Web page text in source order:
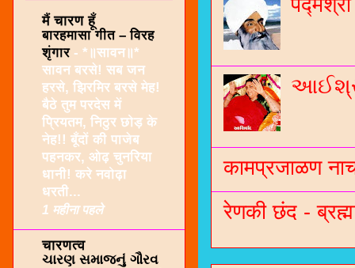
कामप्रजाळण
रेणकी छंद -
मैं चारण हूँ
बारहमासा गीत – विरह
शृंगार - *॥सावन॥*
सावन बरसे! सब जन
हरसे, झिरमिर बरसे मेह!
बैठे तुम परदेस में
प्रियतम, निठुर छोड़ के
नेह!! बूँदों की पाजेब
पहनकर, ओढ़ चुनरिया
धानी! करे नवोढ़ा
धरती...
1 महीना पहले
चारणत्व
ચારણ સમાજનું ગૌરવ